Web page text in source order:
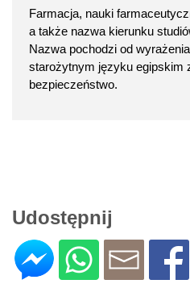
Farmacja, nauki
a także nazwa kierunku
Nazwa pochodzi od
starożytnym języku egipskim
bezpieczeństwo.
Udostępnij